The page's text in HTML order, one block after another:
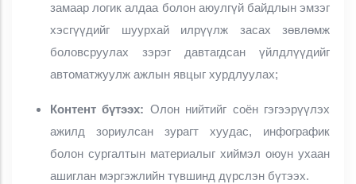
замаар логик алдаа болон аюулгүй байдлын эмзэг
хэсгүүдийг шуурхай илрүүлж засах зөвлөмж
боловсруулах зэрэг давтагдсан үйлдлүүдийг
автоматжуулж ажлын явцыг хурдлуулах;
Контент бүтээх: Олон нийтийг соён гэгээрүүлэх
ажилд зориулсан зурагт хуудас, инфографик
болон сургалтын материалыг хиймэл оюун ухаан
ашиглан мэргэжлийн түвшинд дүрслэн бүтээх.